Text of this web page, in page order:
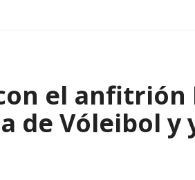
el anfitrión
de Vóleibol y